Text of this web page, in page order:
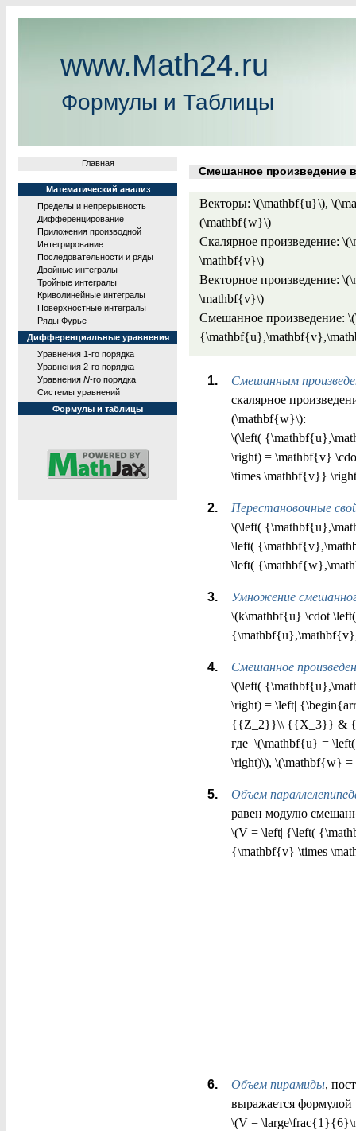
www.Math24.ru
Формулы и Таблицы
Главная
Математический анализ
Пределы и непрерывность
Дифференцирование
Приложения производной
Интегрирование
Последовательности и ряды
Двойные интегралы
Тройные интегралы
Криволинейные интегралы
Поверхностные интегралы
Ряды Фурье
Дифференциальные уравнения
Уравнения 1-го порядка
Уравнения 2-го порядка
Уравнения N-го порядка
Системы уравнений
Формулы и таблицы
Смешанное произведение
Векторы: \(\mathbf{u}\),
(\mathbf{w}\)
Скалярное произведение:
\mathbf{v}\)
Векторное произведение:
\mathbf{v}\)
Смешанное произведение:
Смешанным
скалярное
(\mathbf{w}\):
\(\left(
\right) = \mathbf{v}
\times \mathbf{v}}
Перестановочные
\(\left(
\left(
\left(
Умножение
\(k\mathbf{u} \cdot
Смешанное
\(\left(
\right) = \left|
{{Z_2}}\\ {{X_3}} &
где \(\mathbf{u} =
\right)\), \(\mathbf{w}
Объем
равен модулю
\(V = \left| {\left(
{\mathbf{v} \times
Объем пирамиды,
выражается формулой
\(V =